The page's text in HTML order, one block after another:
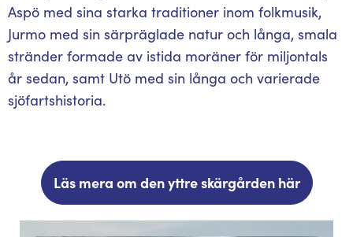
Aspö med sina starka traditioner inom folkmusik,
Jurmo med sin särpräglade natur och långa, smala
stränder formade av istida moräner för miljontals
år sedan, samt Utö med sin långa och varierade
sjöfartshistoria.
Läs mera om den yttre skärgården här